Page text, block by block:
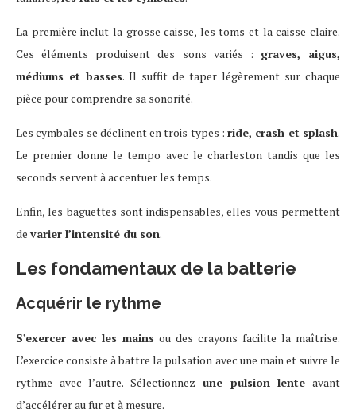
La première inclut la grosse caisse, les toms et la caisse claire.
Ces éléments produisent des sons variés : graves, aigus,
médiums et basses. Il suffit de taper légèrement sur chaque
pièce pour comprendre sa sonorité.
Les cymbales se déclinent en trois types :ride, crash et splash.
Le premier donne le tempo avec le charleston tandis que les
seconds servent à accentuer les temps.
Enfin, les baguettes sont indispensables, elles vous permettent
de varier l’intensité du son.
Les fondamentaux de la batterie
Acquérir le rythme
S’exercer avec les mains ou des crayons facilite la maîtrise.
L’exercice consiste à battre la pulsation avec une main et suivre le
rythme avec l’autre. Sélectionnez une pulsion lente avant
d’accélérer au fur et à mesure.